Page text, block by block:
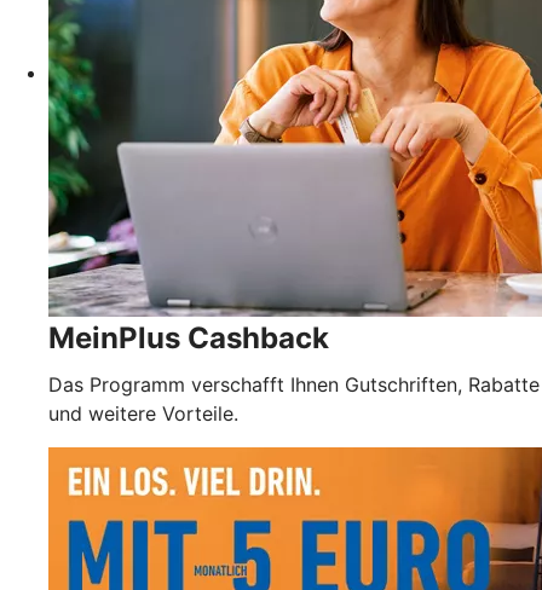
MeinPlus Cashback
Das Programm verschafft Ihnen Gutschriften, Rabatte
und weitere Vorteile.